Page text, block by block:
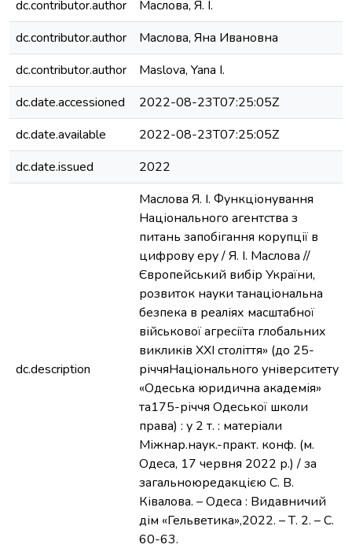
dc.contributor.author
Маслова, Я. І.
dc.contributor.author
Маслова, Яна Ивановна
dc.contributor.author
Maslova, Yana I.
dc.date.accessioned
2022-08-23T07:25:05Z
dc.date.available
2022-08-23T07:25:05Z
dc.date.issued
2022
dc.description
Маслова Я. І. Функціонування
Національного агентства з
питань запобігання корупції в
цифрову еру / Я. І. Маслова //
Європейський вибір України,
розвиток науки танаціональна
безпека в реаліях масштабної
військової агресіїта глобальних
викликів ХХІ століття» (до 25-
річчяНаціонального університету
«Одеська юридична академія»
та175-річчя Одеської школи
права) : у 2 т. : матеріали
Міжнар.наук.-практ. конф. (м.
Одеса, 17 червня 2022 р.) / за
загальноюредакцією С. В.
Ківалова. – Одеса : Видавничий
дім «Гельветика»,2022. – Т. 2. – С.
60-63.